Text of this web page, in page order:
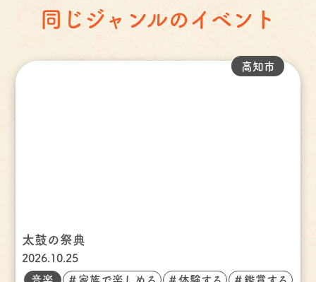
同じジャンルのイベント
太鼓の祭典
2026.10.25
高知市